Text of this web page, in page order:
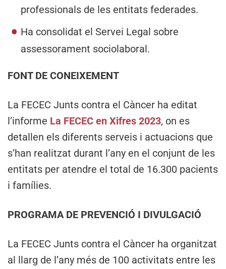
professionals de les entitats federades.
Ha consolidat el Servei Legal sobre
assessorament sociolaboral.
FONT DE CONEIXEMENT
La FECEC Junts contra el Càncer ha editat
l’informe La FECEC en Xifres 2023, on es
detallen els diferents serveis i actuacions que
s’han realitzat durant l’any en el conjunt de les
entitats per atendre el total de 16.300 pacients
i famílies.
PROGRAMA DE PREVENCIÓ I DIVULGACIÓ
La FECEC Junts contra el Càncer ha organitzat
al llarg de l’any més de 100 activitats entre les